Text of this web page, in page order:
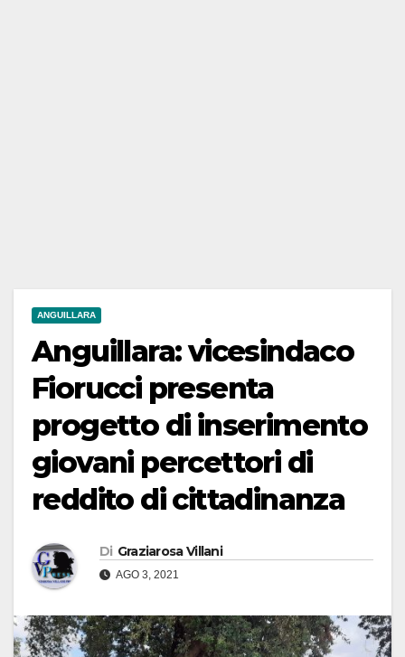
ANGUILLARA
Anguillara: vicesindaco
Fiorucci presenta
progetto di inserimento
giovani percettori di
reddito di cittadinanza
Di Graziarosa Villani
AGO 3, 2021